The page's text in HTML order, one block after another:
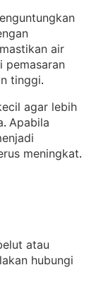
air
pemasaran
tinggi.
agar lebih
. Apabila
meningkat.
atau
hubungi